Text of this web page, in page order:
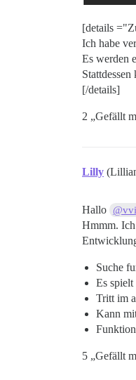
[details
Ich habe
Es werden
[/details]
2 „Gefällt
Lilly
Hallo
Hmmm. Ich
Suche
Es
Tritt im
Kann
5 „Gefällt